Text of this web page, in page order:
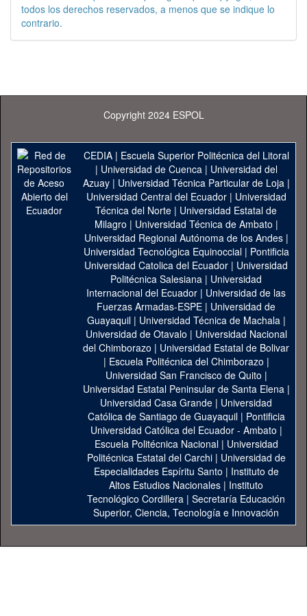
todos los derechos reservados, a menos que se indique lo
contrario.
Copyright 2024 ESPOL
CEDIA| Escuela Superior Politécnica del Litoral
| Universidad de Cuenca| Universidad del
Azuay| Universidad Técnica Particular de Loja|
Universidad Central del Ecuador| Universidad
Técnica del Norte | Universidad Estatal de
Milagro | Universidad Técnica de Ambato |
Universidad Regional Autónoma de los Andes|
Universidad Tecnológica Equinoccial| Pontificia
Universidad Catolica del Ecuador | Universidad
Politécnica Salesiana | Universidad
Internacional del Ecuador | Universidad de las
Fuerzas Armadas-ESPE | Universidad de
Guayaquil| Universidad Técnica de Machala|
Universidad de Otavalo | Universidad Nacional
del Chimborazo | Universidad Estatal de Bolivar
| Escuela Politécnica del Chimborazo |
Universidad San Francisco de Quito |
Universidad Estatal Peninsular de Santa Elena|
Universidad Casa Grande | Universidad
Católica de Santiago de Guayaquil| Pontificia
Universidad Católica del Ecuador - Ambato |
Escuela Politécnica Nacional| Universidad
Politécnica Estatal del Carchi| Universidad de
Especialidades Espíritu Santo | Instituto de
Altos Estudios Nacionales | Instituto
Tecnológico Cordillera | Secretaría Educación
Superior, Ciencia, Tecnología e Innovación